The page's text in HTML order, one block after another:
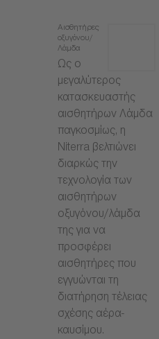
Αισθητήρες
οξυγόνου/
Λάμδα
Ως ο
μεγαλύτερος
κατασκευαστής
αισθητήρων Λάμδα
παγκοσμίως, η
Niterra βελτιώνει
διαρκώς την
τεχνολογία των
αισθητήρων
οξυγόνου/λάμδα
της για να
προσφέρει
αισθητήρες που
εγγυώνται τη
διατήρηση τέλειας
σχέσης αέρα-
καυσίμου.